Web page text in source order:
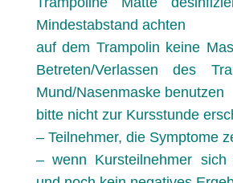
Mindestabstand achten
auf dem Trampolin keine
Betreten/Verlassen des
Mund/Nasenmaske benutzen
bitte nicht zur Kursstunde
– Teilnehmer, die Symptome
– wenn Kursteilnehmer sich